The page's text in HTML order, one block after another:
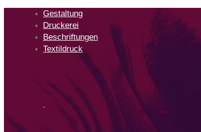
navigation
Gestaltung
Druckerei
Beschriftungen
Textildruck